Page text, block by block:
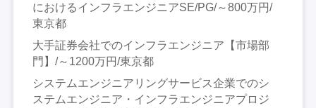
におけるインフラエンジニアSE/PG/～800万円/
東京都
大手証券会社でのインフラエンジニア【市場部
門】/～1200万円/東京都
システムエンジニアリングサービス企業でのシ
ステムエンジニア・インフラエンジニアプロジ